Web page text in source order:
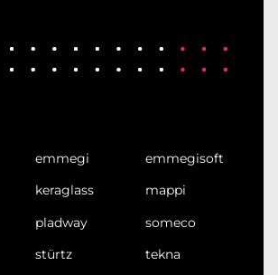
emmegi
emmegisoft
keraglass
mappi
pladway
someco
stürtz
tekna